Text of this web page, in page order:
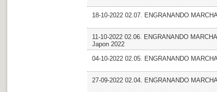
18-10-2022 02.07. ENGRANANDO
11-10-2022 02.06. ENGRANANDO
Japon 2022
04-10-2022 02.05. ENGRANANDO
27-09-2022 02.04. ENGRANANDO